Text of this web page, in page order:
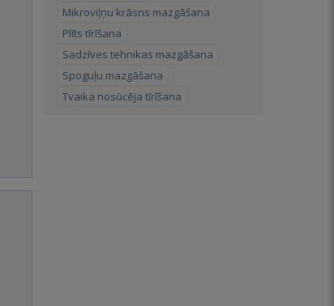
Mikroviļņu krāsns mazgāšana
Plīts tīrīšana
Sadzīves tehnikas mazgāšana
Spoguļu mazgāšana
Tvaika nosūcēja tīrīšana